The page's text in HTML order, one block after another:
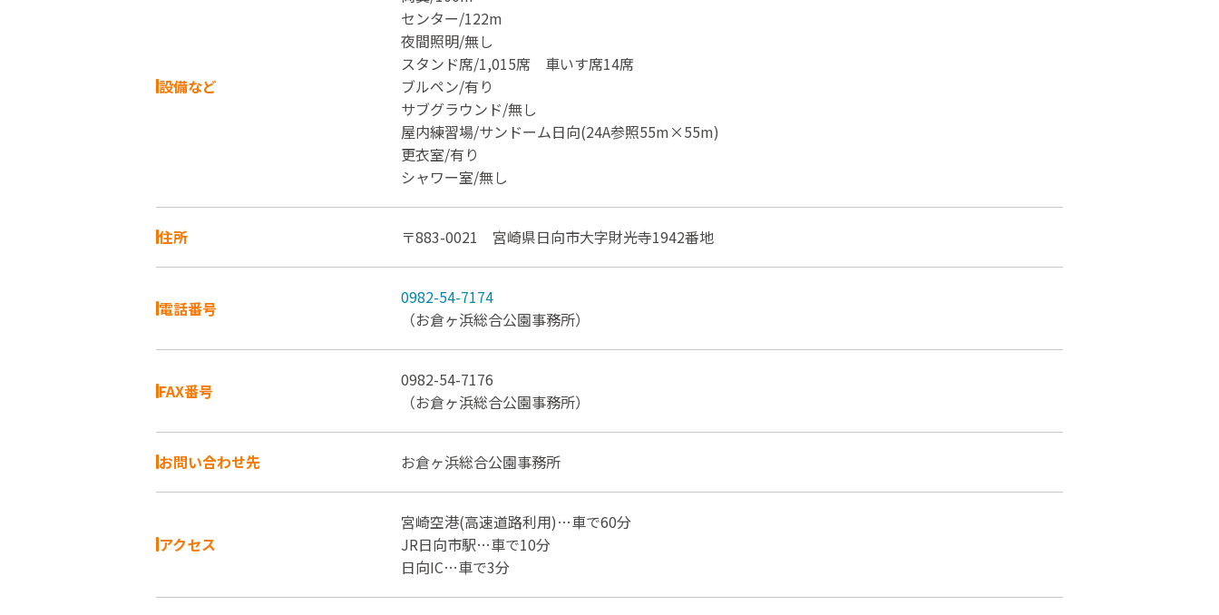
設備など
センター/122m
夜間照明/無し
スタンド席/1,015席 車いす席14席
ブルペン/有り
サブグラウンド/無し
屋内練習場/サンドーム日向(24A参照55m×55m)
更衣室/有り
シャワー室/無し
住所 〒883-0021 宮崎県日向市大字財光寺1942番地
電話番号
0982-54-7174
（お倉ヶ浜総合公園事務所）
FAX番号
0982-54-7176
（お倉ヶ浜総合公園事務所）
お問い合わせ先 お倉ヶ浜総合公園事務所
アクセス
宮崎空港(高速道路利用)…車で60分
JR日向市駅…車で10分
日向IC…車で3分